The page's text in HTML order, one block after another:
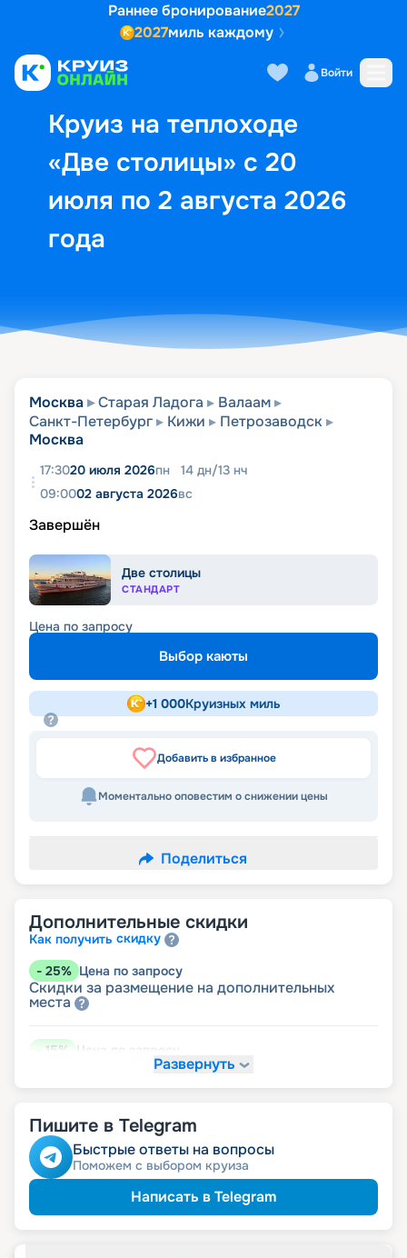
Раннее бронирование2027
2027миль каждому
Войти
Круиз на теплоходе
«Две столицы» с 20
июля по 2 августа 2026
года
Выбор кают Маршрут и
Москва Старая Ладога
Валаам
Санкт-Петербург
Кижи
Петрозаводск
Москва
17:3020 июля 2026пн 14 дн/13 нч
09:0002 августа 2026вс
Завершён
Две столицы
СТАНДАРТ
Цена по запросу
Выбор каюты
+1 000Круизных миль
Добавить в избранное
Моментально оповестим о снижении цены
Поделиться
Дополнительные скидки
Как получить скидку
- 25% Цена по запросу
Скидки за размещение на дополнительных
места
15% Цена по запросу
Скидкаименинникам
Скидкапенсионерам
Развернуть
Пишите в Telegram
Быстрые ответы на вопросы
Поможем с выбором круиза
Написать в Telegram